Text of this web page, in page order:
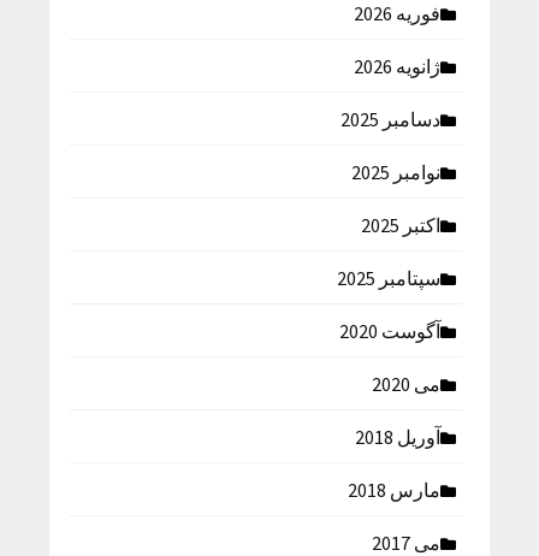
فوریه 2026
ژانویه 2026
دسامبر 2025
نوامبر 2025
اکتبر 2025
سپتامبر 2025
آگوست 2020
می 2020
آوریل 2018
مارس 2018
می 2017